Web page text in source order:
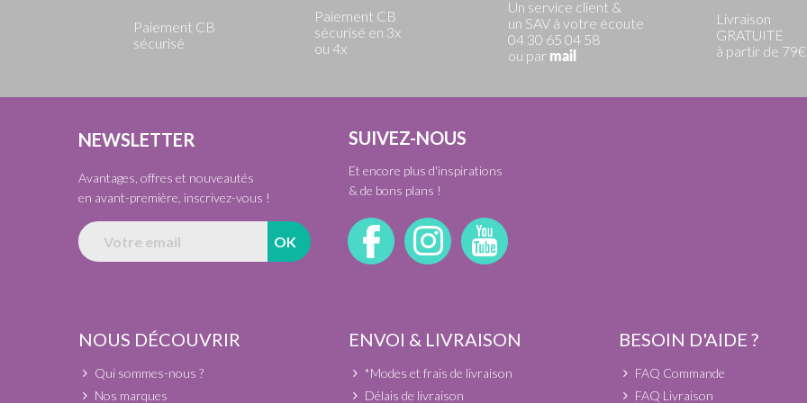
Paiement CB
sécurisé
Paiement CB
sécurisé en 3x
ou 4x
Un service client &
un SAV à votre écoute
04 30 65 04 58
ou par mail
Livraison
GRATUITE
à partir de
NEWSLETTER
Avantages, offres et nouveautés
en avant-première, inscrivez-vous !
SUIVEZ-NOUS
Et encore plus d'inspirations
& de bons plans !
NOUS DÉCOUVRIR
Qui sommes-nous ?
Nos marques
ENVOI & LIVRAISON
*Modes et frais de livraison
Délais de livraison
BESOIN D'AIDE ?
FAQ Commande
FAQ Livraison